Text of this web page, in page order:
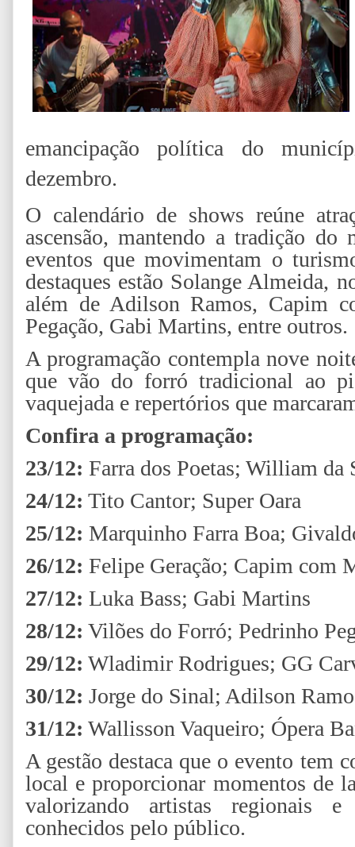
emancipação política do
dezembro.
O calendário de shows reúne
ascensão, mantendo a tradição
eventos que movimentam o
destaques estão Solange Almeida,
além de Adilson Ramos, Capim
Pegação, Gabi Martins, entre outros.
A programação contempla nove
que vão do forró tradicional ao
vaquejada e repertórios que
Confira a programação:
23/12: Farra dos Poetas; William da
24/12: Tito Cantor; Super Oara
25/12: Marquinho Farra Boa;
26/12: Felipe Geração; Capim com
27/12: Luka Bass; Gabi Martins
28/12: Vilões do Forró; Pedrinho
29/12: Wladimir Rodrigues; GG
30/12: Jorge do Sinal; Adilson
31/12: Wallisson Vaqueiro; Ópera
A gestão destaca que o evento tem
local e proporcionar momentos de
valorizando artistas regionais e
conhecidos pelo público.